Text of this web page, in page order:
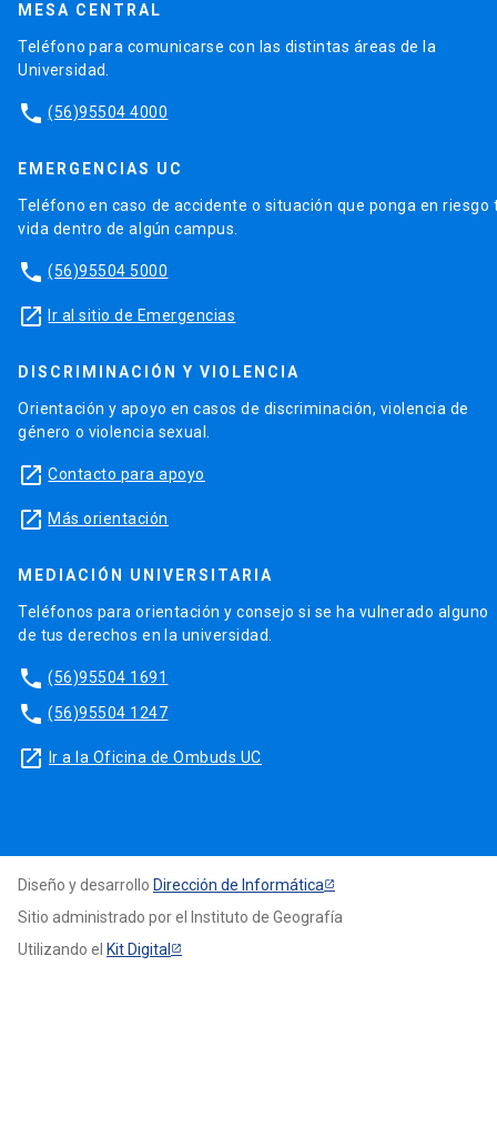
MESA CENTRAL
Teléfono para comunicarse con las distintas áreas de la
Universidad.
phone (56)95504 4000
EMERGENCIAS UC
Teléfono en caso de accidente o situación que ponga en riesgo
vida dentro de algún campus.
phone (56)95504 5000
launch Ir al sitio de Emergencias
DISCRIMINACIÓN Y VIOLENCIA
Orientación y apoyo en casos de discriminación, violencia de
género o violencia sexual.
launch Contacto para apoyo
launch Más orientación
MEDIACIÓN UNIVERSITARIA
Teléfonos para orientación y consejo si se ha vulnerado alguno
de tus derechos en la universidad.
phone (56)95504 1691
phone (56)95504 1247
launch Ir a la Oficina de Ombuds UC
Diseño y desarrollo Dirección de Informática
Sitio administrado por el Instituto de Geografía
Utilizando el Kit Digital